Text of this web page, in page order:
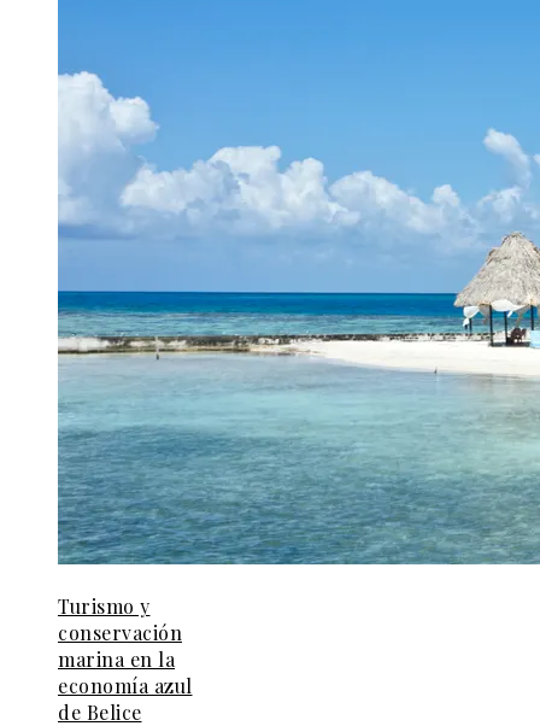
Turismo y
conservación
marina en la
economía azul
de Belice